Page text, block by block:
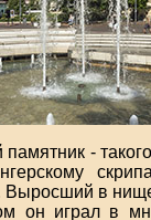
-
в
он играл в